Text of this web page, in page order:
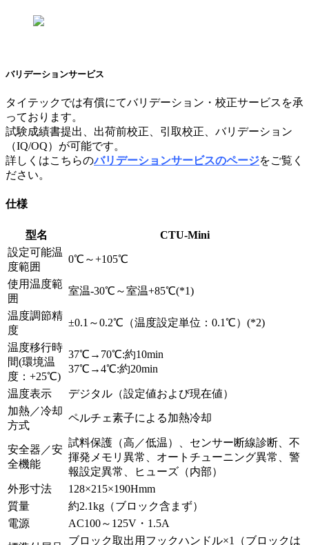
バリデーションサービス
タイテックでは有償にてバリデーション・校正サービスを承
っております。
試験成績書提出、出荷前校正、引取校正、バリデーション
（IQ/OQ）が可能です。
詳しくはこちらのバリデーションサービスのページをご覧く
ださい。
仕様
型名
CTU-Mini
設定可能温
度範囲
0℃～+105℃
使用温度範
囲
室温-30℃～室温+85℃(*1)
温度調節精
度
±0.1～0.2℃（温度設定単位：0.1℃）(*2)
温度移行時
間(環境温
度：+25℃)
37℃→70℃:約10min
37℃→4℃:約20min
温度表示
デジタル（設定値および現在値）
加熱／冷却
方式
ペルチェ素子による加熱冷却
安全器／安
全機能
試料保護（高／低温）、センサー断線診断、不
揮発メモリ異常、オートチューニング異常、警
報設定異常、ヒューズ（内部）
外形寸法
128×215×190Hmm
質量
約2.1kg（ブロック含まず）
電源
AC100～125V・1.5A
ブロック取出用フックハンドル×1（ブロックは